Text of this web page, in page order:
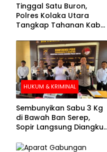
Tinggal Satu Buron,
Polres Kolaka Utara
Tangkap Tahanan Kabur
Pengejaran
HUKUM & KRIMINAL
Sembunyikan Sabu 3 Kg
di Bawah Ban Serep,
Sopir Langsung Diangkut